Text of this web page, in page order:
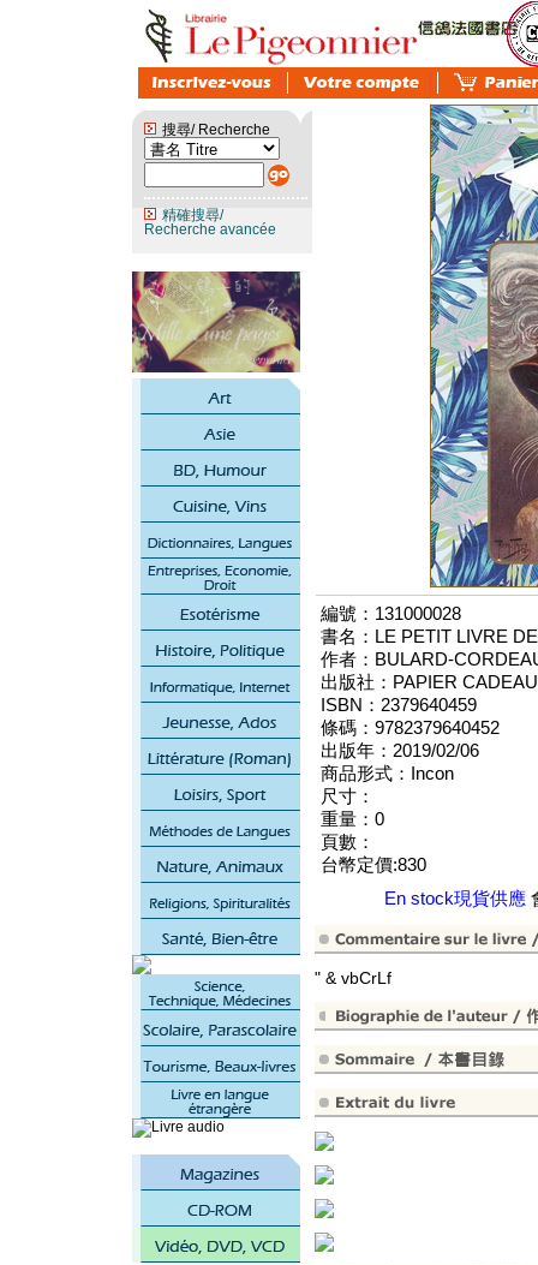
搜尋/ Recherche
精確搜尋/
Recherche avancée
編號：131000028
書名：LE PETIT LIVRE
作者：BULARD-
出版社：PAPIER
ISBN：2379640459
條碼：9782379640452
出版年：2019/02/06
商品形式：Incon
尺寸：
重量：0
頁數：
台幣定價:830
En stock現貨供應
" & vbCrLf